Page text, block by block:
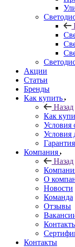
Акции
Статьи
Бренды
Как купить
Назад
Как
Условия
Условия
Компания
Назад
О
Новости
Команда
Отзывы
Контакты